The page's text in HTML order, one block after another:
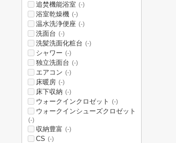
追焚機能浴室 (-)
浴室乾燥機 (-)
温水洗浄便座 (-)
洗面台 (-)
洗髪洗面化粧台 (-)
シャワー (-)
独立洗面台 (-)
エアコン (-)
床暖房 (-)
床下収納 (-)
ウォークインクロゼット (-)
ウォークインシューズクロゼット
(-)
収納豊富 (-)
CS (-)